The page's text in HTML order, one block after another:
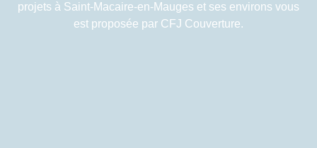
projets à Saint-Macaire-en-Mauges et ses environs vous
est proposée par CFJ Couverture.